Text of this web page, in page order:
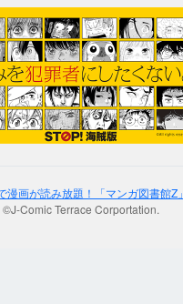
漫画が読み放題！「マンガ図書館Z」
©J-Comic Terrace Corportation.